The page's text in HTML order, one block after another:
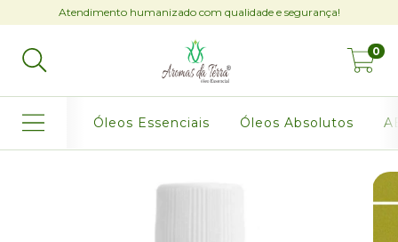
Atendimento humanizado com qualidade e segurança!
0
Óleos Essenciais Óleos Absolutos